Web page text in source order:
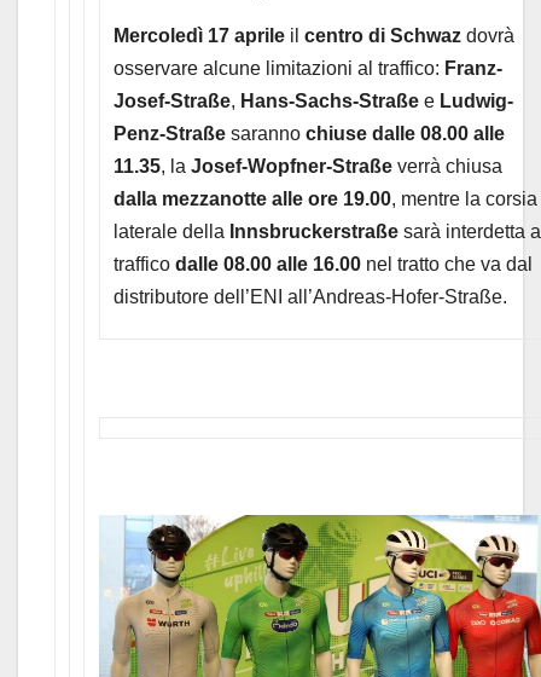
Mercoledì 17 aprileil centro di Schwazdovrà
osservare alcune limitazioni al traffico: Franz-
Josef-Straße, Hans-Sachs-Straßee Ludwig-
Penz-Straße saranno chiuse dalle 08.00 alle
11.35, la Josef-Wopfner-Straße verrà chiusa
dalla mezzanotte alle ore 19.00, mentre la corsia
laterale della Innsbruckerstraßesarà interdetta
traffico dalle 08.00 alle 16.00 nel tratto che va dal
distributore dell’ENI all’Andreas-Hofer-Straße.